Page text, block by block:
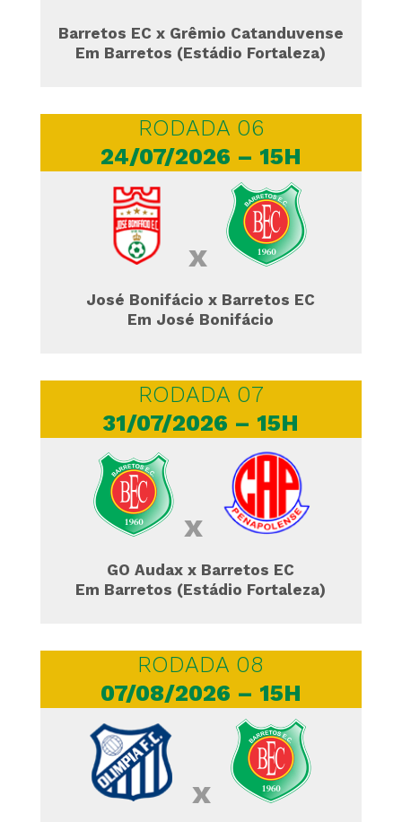
Barretos EC x Grêmio Catanduvense
Em Barretos (Estádio Fortaleza)
RODADA 06
24/07/2026 – 15H
x
José Bonifácio x Barretos EC
Em José Bonifácio
RODADA 07
31/07/2026 – 15H
x
GO Audax x Barretos EC
Em Barretos (Estádio Fortaleza)
RODADA 08
07/08/2026 – 15H
x